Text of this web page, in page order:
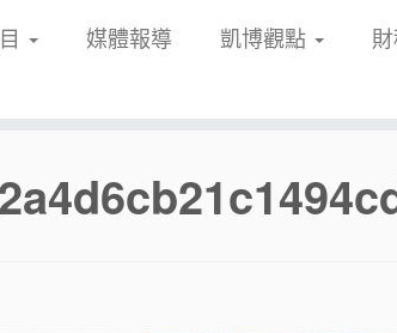
媒體報導 凱博觀點